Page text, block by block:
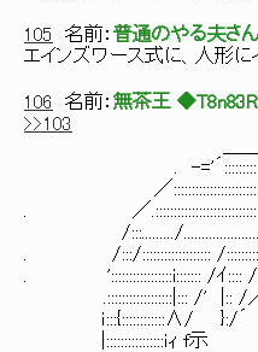
105 名前： 普通のやる夫さん
エインズワース式に、人形に
106 名前： 無茶王
>>103
. -='´::::::::::::::
／
. ／
/:::........./.....................}......
. /:::/::::::::::::::::::: /
. ':::::::::::::::::i::::::: /ｲ:::: /:::
.::::::::::::::::::|::: /' |:: /／
ｉ:::{::::::::::::∧/ }:/´ ｨ
|::::::::::::::::ｉｨ f示 乂